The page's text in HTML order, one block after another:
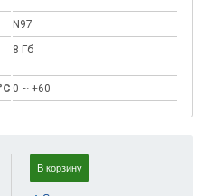
N97
8 Гб
0 ~ +60
В корзину